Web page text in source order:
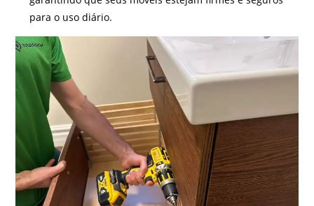
para o uso diário.